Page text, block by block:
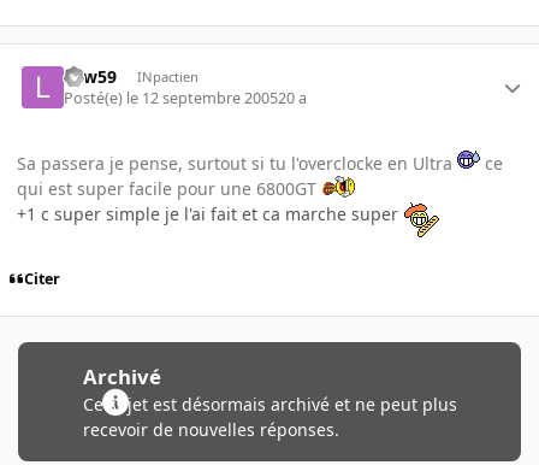
Law59 INpactien
Posté(e) le 12 septembre 200520 a
Sa passera je pense, surtout si tu l'overclocke en Ultra
ce
qui est super facile pour une 6800GT
+1 c super simple je l'ai fait et ca marche super
Citer
Archivé
Ce sujet est désormais archivé et ne peut plus
recevoir de nouvelles réponses.